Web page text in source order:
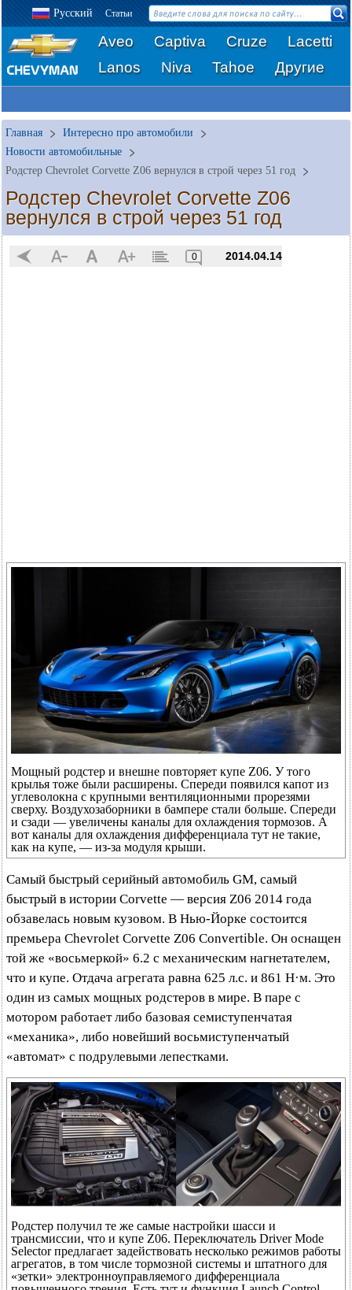
Русский Статьи
Aveo Captiva Cruze
Lacetti
Lanos
Niva Tahoe Другие
Главная
Интересно про автомобили
Новости автомобильные
Родстер Chevrolet Corvette Z06 вернулся в строй через 51 год
Родстер Chevrolet Corvette Z06
вернулся в строй через 51 год
0 2014.04.14
Мощный родстер и внешне повторяет купе Z06. У того
крылья тоже были расширены. Спереди появился капот из
углеволокна с крупными вентиляционными прорезями
сверху. Воздухозаборники в бампере стали больше. Спереди
и сзади — увеличены каналы для охлаждения тормозов. А
вот каналы для охлаждения дифференциала тут не такие,
как на купе, — из-за модуля крыши.
Самый быстрый серийный автомобиль GM, самый
быстрый в истории Corvette — версия Z06 2014 года
обзавелась новым кузовом. В Нью-Йорке состоится
премьера Chevrolet Corvette Z06 Convertible. Он оснащен
той же «восьмеркой» 6.2 с механическим нагнетателем,
что и купе. Отдача агрегата равна 625 л.с. и 861 Н·м. Это
один из самых мощных родстеров в мире. В паре с
мотором работает либо базовая семиступенчатая
«механика», либо новейший восьмиступенчатый
«автомат» с подрулевыми лепестками.
Родстер получил те же самые настройки шасси и
трансмиссии, что и купе Z06. Переключатель Driver Mode
Selector предлагает задействовать несколько режимов работы
агрегатов, в том числе тормозной системы и штатного для
«зетки» электронноуправляемого дифференциала